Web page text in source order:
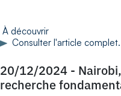
À découvrir
Consulter l'article complet.
20/12/2024 -
recherche